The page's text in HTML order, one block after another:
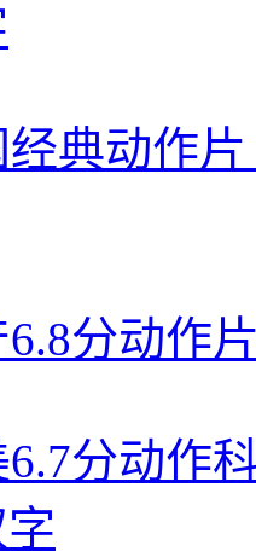
经典动作
6.8分动作
6.7分动作